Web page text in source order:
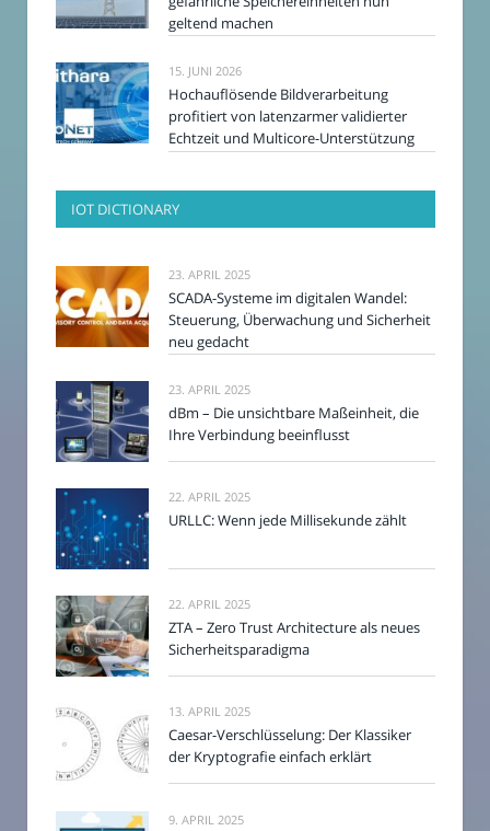
geltend machen
15. JUNI 2026
Hochauflösende Bildverarbeitung
profitiert von latenzarmer validierter
Echtzeit und Multicore-Unterstützung
IOT DICTIONARY
23. APRIL 2025
SCADA-Systeme im digitalen Wandel:
Steuerung, Überwachung und Sicherheit
neu gedacht
23. APRIL 2025
dBm – Die unsichtbare Maßeinheit, die
Ihre Verbindung beeinflusst
22. APRIL 2025
URLLC: Wenn jede Millisekunde zählt
22. APRIL 2025
ZTA – Zero Trust Architecture als neues
Sicherheitsparadigma
13. APRIL 2025
Caesar-Verschlüsselung: Der Klassiker
der Kryptografie einfach erklärt
9. APRIL 2025